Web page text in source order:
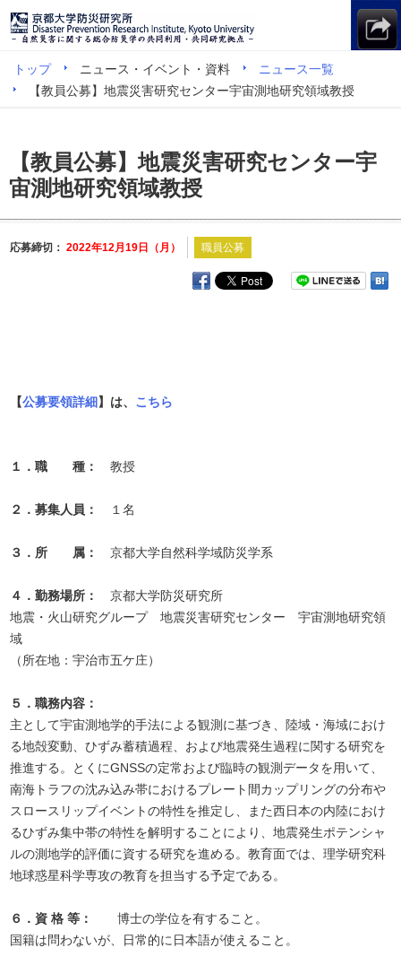
トップ ニュース・イベント・資料
ニュース一覧
【教員公募】地震災害研究センター宇宙測地研究領域教授
【教員公募】地震災害研究センター宇
宙測地研究領域教授
応募締切：2022年12月19日（月） 職員公募
【公募要領詳細】は、 こちら
１．職 種： 教授
２．募集人員： １名
３．所 属： 京都大学自然科学域防災学系
４．勤務場所：
京都大学防災研究所
地震・火山研究グループ 地震災害研究センター 宇宙測地研究領
域
（所在地：宇治市五ケ庄）
５．職務内容：
主として宇宙測地学的手法による観測に基づき、陸域・海域におけ
る地殻変動、ひずみ蓄積過程、および地震発生過程に関する研究を
推進する。とくにGNSSの定常および臨時の観測データを用いて、
南海トラフの沈み込み帯におけるプレート間カップリングの分布や
スロースリップイベントの特性を推定し、また西日本の内陸におけ
るひずみ集中帯の特性を解明することにより、地震発生ポテンシャ
ルの測地学的評価に資する研究を進める。教育面では、理学研究科
地球惑星科学専攻の教育を担当する予定である。
６．資 格 等：
博士の学位を有すること。
国籍は問わないが、日常的に日本語が使えること。